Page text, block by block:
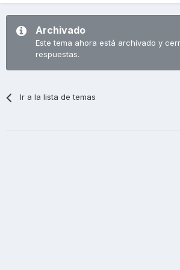
Archivado
Este tema ahora está archivado y
respuestas.
Ir a la lista de temas